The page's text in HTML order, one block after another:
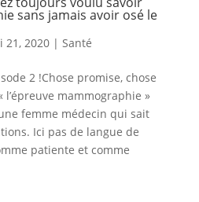
sans jamais avoir osé le
21, 2020| Santé
2 !Chose promise, chose
mammographie »
femme médecin qui sait
Ici pas de langue de
patiente et comme